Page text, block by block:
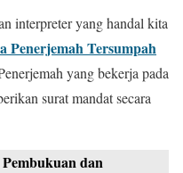
interpreter yang handal kita
Penerjemah Tersumpah
yang bekerja pada
surat mandat secara
dan